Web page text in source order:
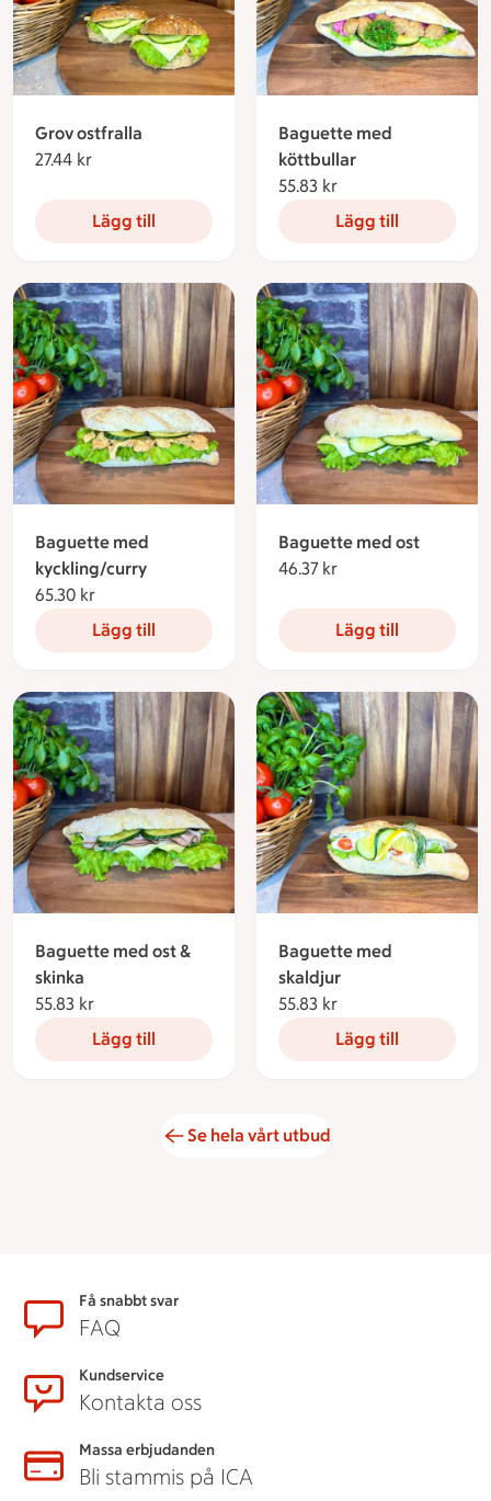
Grov ostfralla
27.44 kr
Lägg till
Baguette med
köttbullar
55.83 kr
Lägg till
Baguette med
kyckling/curry
65.30 kr
Lägg till
Baguette med ost
46.37 kr
Lägg till
Baguette med ost &
skinka
55.83 kr
Lägg till
Baguette med
skaldjur
55.83 kr
Lägg till
Se hela vårt utbud
SidfotFå snabbt svar
FAQ
Kundservice
Kontakta oss
Massa erbjudanden
Bli stammis på ICA